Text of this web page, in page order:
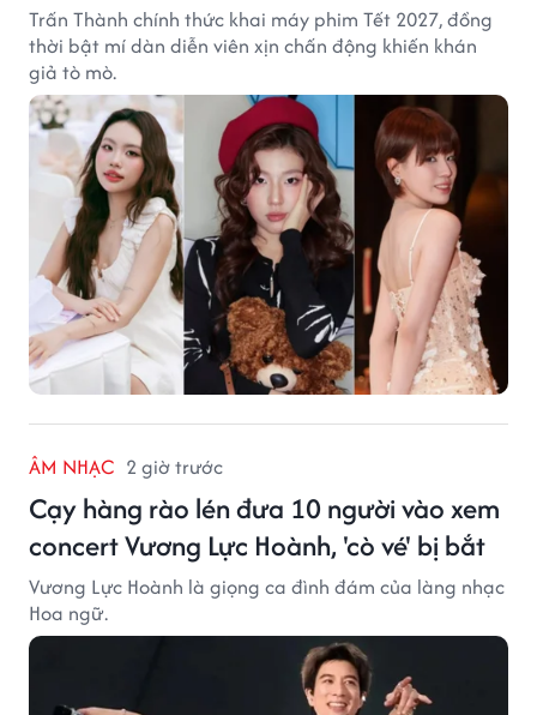
Trấn Thành chính thức khai máy phim Tết 2027, đồng
thời bật mí dàn diễn viên xịn chấn động khiến khán
giả tò mò.
ÂM NHẠC 2 giờ trước
Cạy hàng rào lén đưa 10 người vào xem
concert Vương Lực Hoành, 'cò vé' bị bắt
Vương Lực Hoành là giọng ca đình đám của làng nhạc
Hoa ngữ.